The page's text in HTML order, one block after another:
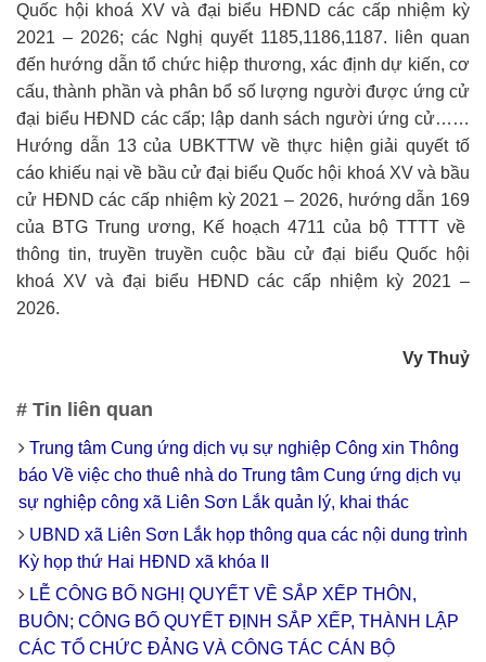
Quốc hội khoá XV và đại biểu HĐND các cấp nhiệm kỳ
2021 – 2026; các Nghị quyết 1185,1186,1187. liên quan
đến hướng dẫn tổ chức hiệp thương, xác định dự kiến, cơ
cấu, thành phần và phân bổ số lượng người được ứng cử
đại biểu HĐND các cấp; lập danh sách người ứng cử……
Hướng dẫn 13 của UBKTTW về thực hiện giải quyết tố
cáo khiếu nại về bầu cử đại biểu Quốc hội khoá XV và bầu
cử HĐND các cấp nhiệm kỳ 2021 – 2026, hướng dẫn 169
của BTG Trung ương, Kế hoạch 4711 của bộ TTTT về
thông tin, truyền truyền cuộc bầu cử đại biểu Quốc hội
khoá XV và đại biểu HĐND các cấp nhiệm kỳ 2021 –
2026.
Vy Thuỷ
# Tin liên quan
Trung tâm Cung ứng dịch vụ sự nghiệp Công xin Thông
báo Về việc cho thuê nhà do Trung tâm Cung ứng dịch vụ
sự nghiệp công xã Liên Sơn Lắk quản lý, khai thác
UBND xã Liên Sơn Lắk họp thông qua các nội dung trình
Kỳ họp thứ Hai HĐND xã khóa II
LỄ CÔNG BỐ NGHỊ QUYẾT VỀ SẮP XẾP THÔN,
BUÔN; CÔNG BỐ QUYẾT ĐỊNH SẮP XẾP, THÀNH LẬP
CÁC TỔ CHỨC ĐẢNG VÀ CÔNG TÁC CÁN BỘ